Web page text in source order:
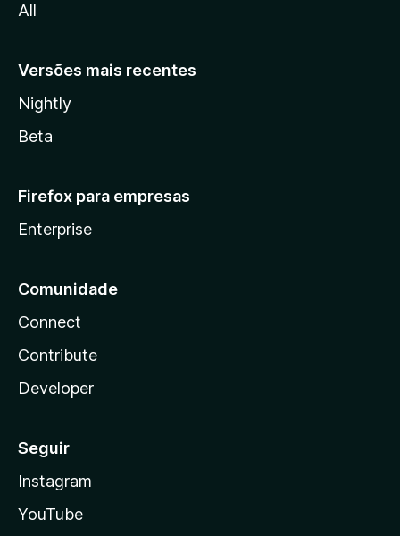
a
All
Versões mais recentes
Nightly
Beta
Firefox para empresas
Enterprise
Comunidade
Connect
Contribute
Developer
Seguir
Instagram
YouTube